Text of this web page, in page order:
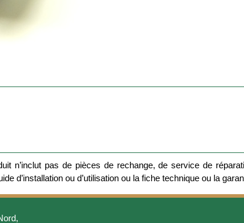
n’inclut pas de pièces de rechange, de service de
d’installation ou d’utilisation ou la fiche technique ou la